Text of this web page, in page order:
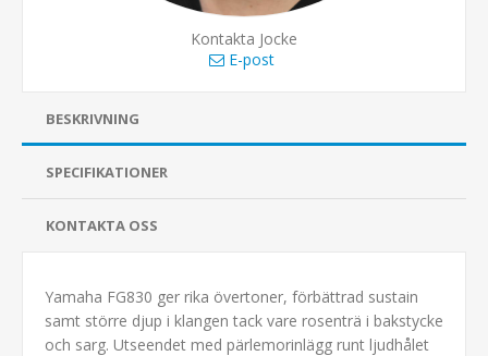
Kontakta Jocke
E-post
BESKRIVNING
SPECIFIKATIONER
KONTAKTA OSS
Yamaha FG830 ger rika övertoner, förbättrad sustain
samt större djup i klangen tack vare rosenträ i bakstycke
och sarg. Utseendet med pärlemorinlägg runt ljudhålet